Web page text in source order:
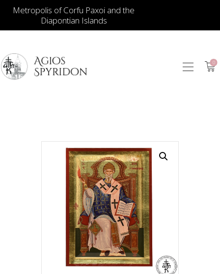
Metropolis of Corfu Paxoi and the
Diapontian Islands
0
ДЛЯ ЦЕРКВИ
ИЕРАТИЧЕСКИЕ
ПРЕДМЕТЫ
СВЕЧИ
СУВЕНИРЫ ДЛЯ
ДОМА
ПОДНОШЕНИЯ
БЛОГ